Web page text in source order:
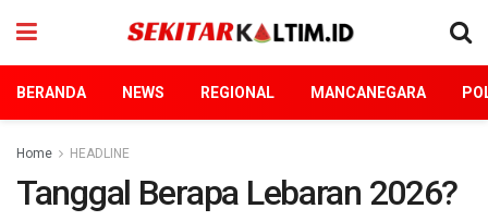
BERANDA NEWS REGIONAL MANCANEGARA
Home HEADLINE
Tanggal Berapa Lebaran 2026?